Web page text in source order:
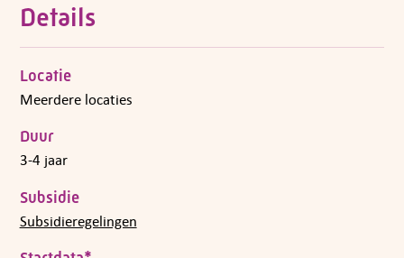
Details
Locatie
Meerdere locaties
Duur
3-4 jaar
Subsidie
Subsidieregelingen